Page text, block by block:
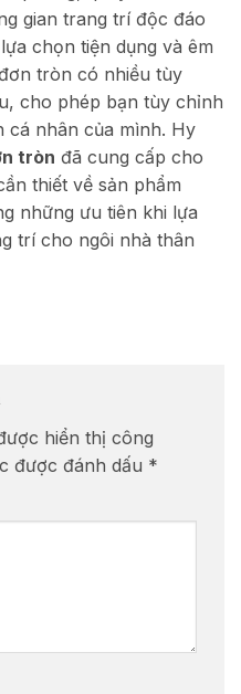
gian trang trí độc đáo
chọn tiện dụng và êm
tròn có nhiều tùy
cho phép bạn tùy chỉnh
cá nhân của mình. Hy
tròn đã cung cấp cho
thiết về sản phẩm
những ưu tiên khi lựa
trí cho ngôi nhà thân
hiển thị công
được đánh dấu *